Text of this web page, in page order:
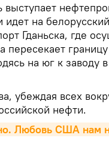
выступает
на
Гданьска, где
пересекает
на юг к заводу
убеждая всех
нефти.
Любовь США нам